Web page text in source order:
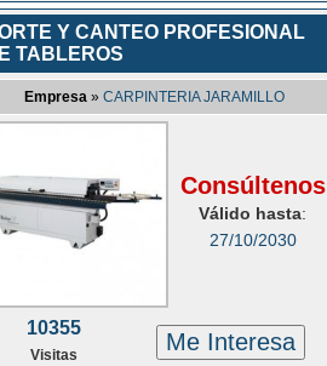
Y CANTEO PROFESIONAL
TABLEROS
Empresa » CARPINTERIA JARAMILLO
Consúltenos
Válido hasta:
27/10/2030
10355
Visitas Me Interesa